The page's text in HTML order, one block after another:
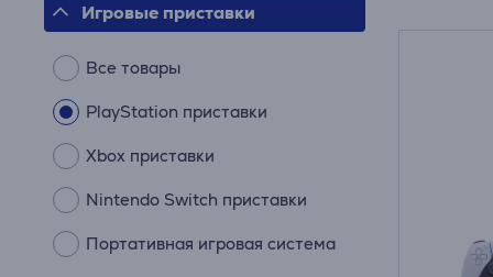
Игровые приставки
Все товары
PlayStation приставки
Xbox приставки
Nintendo Switch приставки
Портативная игровая система